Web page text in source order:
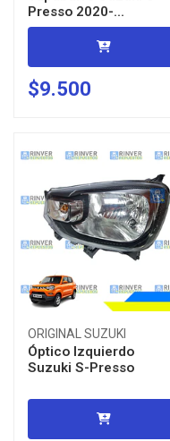
Presso 2020-...
$9.500
ORIGINAL SUZUKI
Óptico Izquierdo
Suzuki S-Presso